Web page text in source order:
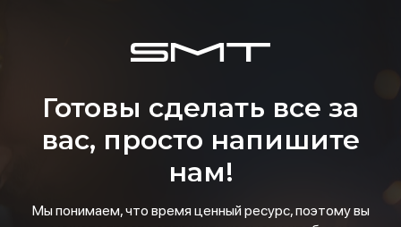
Готовы сделать все за
вас, просто напишите
нам!
Мы понимаем, что время ценный ресурс, поэтому вы